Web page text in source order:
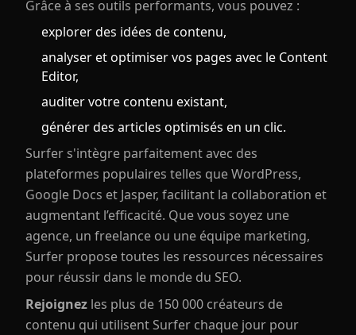
Grâce à ses outils performants, vous pouvez :
explorer des idées de contenu,
analyser et optimiser vos pages avec le Content
Editor,
auditer votre contenu existant,
générer des articles optimisés en un clic.
Surfer s'intègre parfaitement avec des
plateformes populaires telles que WordPress,
Google Docs et Jasper, facilitant la collaboration et
augmentant l’efficacité. Que vous soyez une
agence, un freelance ou une équipe marketing,
Surfer propose toutes les ressources nécessaires
pour réussir dans le monde du SEO.
Rejoignez les plus de 150 000 créateurs de
contenu qui utilisent Surfer chaque jour pour